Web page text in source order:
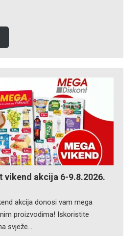
vikend akcija 6-9.8.2026.
akcija donosi vam mega
proizvodima! Iskoristite
svježe…